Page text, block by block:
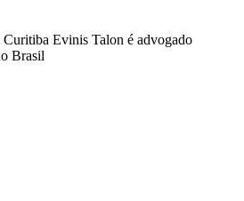
Evinis Talon é advogado
Brasil